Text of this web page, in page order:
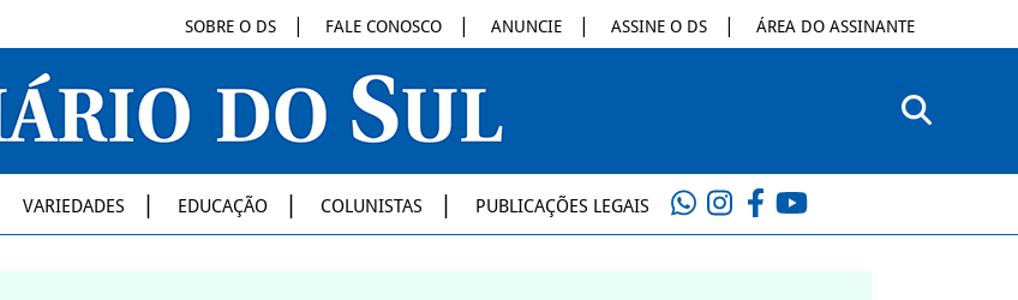
SOBRE O DS FALE CONOSCO ANUNCIE ASSINE O DS ÁREA DO ASSINANTE
VARIEDADES EDUCAÇÃO COLUNISTAS PUBLICAÇÕES LEGAIS